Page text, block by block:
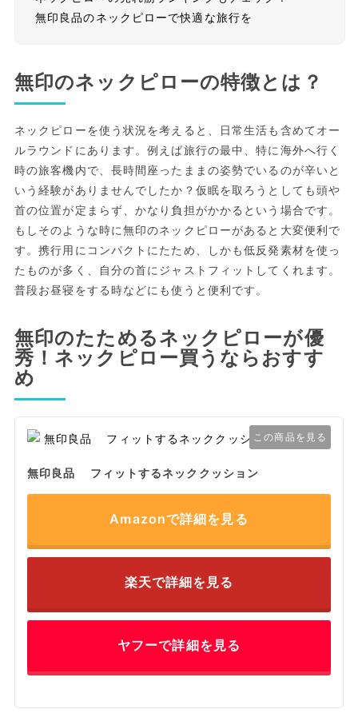
無印良品のネックピローで快適な旅行を
無印のネックピローの特徴とは？
ネックピローを使う状況を考えると、日常生活も含めてオー
ルラウンドにあります。例えば旅行の最中、特に海外へ行く
時の旅客機内で、長時間座ったままの姿勢でいるのが辛いと
いう経験がありませんでしたか？仮眠を取ろうとしても頭や
首の位置が定まらず、かなり負担がかかるという場合です。
もしそのような時に無印のネックピローがあると大変便利で
す。携行用にコンパクトにたため、しかも低反発素材を使っ
たものが多く、自分の首にジャストフィットしてくれます。
普段お昼寝をする時などにも使うと便利です。
無印のたためるネックピローが優
秀！ネックピロー買うならおすす
め
この商品を見る
無印良品 フィットするネッククッション
Amazonで詳細を見る
楽天で詳細を見る
ヤフーで詳細を見る